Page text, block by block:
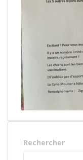
Rechercher